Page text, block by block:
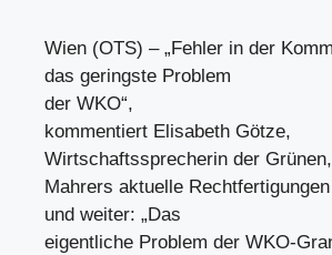
Wien (OTS) – „Fehler in der
das geringste Problem
der WKO“,
kommentiert Elisabeth Götze,
Wirtschaftssprecherin der
Mahrers aktuelle
und weiter: „Das
eigentliche Problem der WKO-